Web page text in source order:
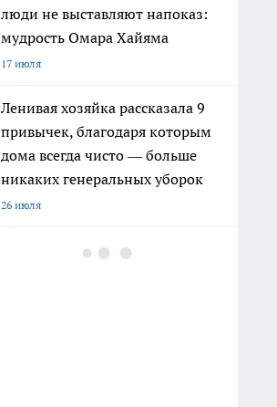
люди не выставляют напоказ:
мудрость Омара Хайяма
17 июля
Ленивая хозяйка рассказала 9
привычек, благодаря которым
дома всегда чисто — больше
никаких генеральных уборок
26 июля
Почему сил нет даже после